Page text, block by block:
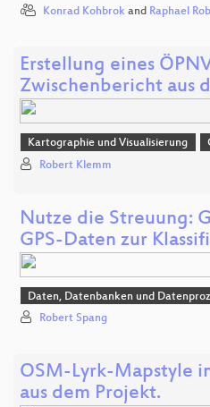
Konrad Kohbrok and Raphael
Erstellung eines
Zwischenbericht aus
Kartographie und Visualisierung
Robert Klemm
Nutze die Streuung:
GPS-Daten zur
Daten, Datenbanken und
Robert Spang
OSM-Lyrk-Mapstyle
aus dem Projekt.